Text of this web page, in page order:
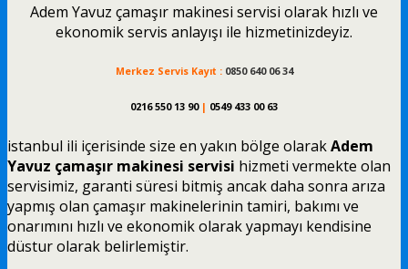
Adem Yavuz çamaşır makinesi servisi olarak hızlı ve
ekonomik servis anlayışı ile hizmetinizdeyiz.
Merkez Servis Kayıt : 0850 640 06 34
0216 550 13 90 | 0549 433 00 63
istanbul ili içerisinde size en yakın bölge olarakAdem
Yavuz çamaşır makinesi servisi hizmeti vermekte olan
servisimiz, garanti süresi bitmiş ancak daha sonra arıza
yapmış olan çamaşır makinelerinin tamiri, bakımı ve
onarımını hızlı ve ekonomik olarak yapmayı kendisine
düstur olarak belirlemiştir.